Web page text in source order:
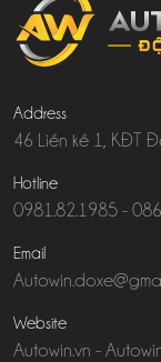
Address
46 Liền kề 1, KĐT
Hotline
0981.82.1985 -
Email
Website
Autowin.vn -